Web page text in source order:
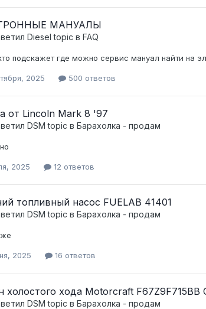
МАНУАЛЫ
Diesel topic в FAQ
подскажет где можно сервис мануал найти на
2025 500 ответов
от Lincoln Mark 8 '97
DSM topic в Барахолка - продам
2025 12 ответов
топливный насос FUELAB 41401
DSM topic в Барахолка - продам
2025 16 ответов
холостого хода Motorcraft F67Z9F715BB
DSM topic в Барахолка - продам